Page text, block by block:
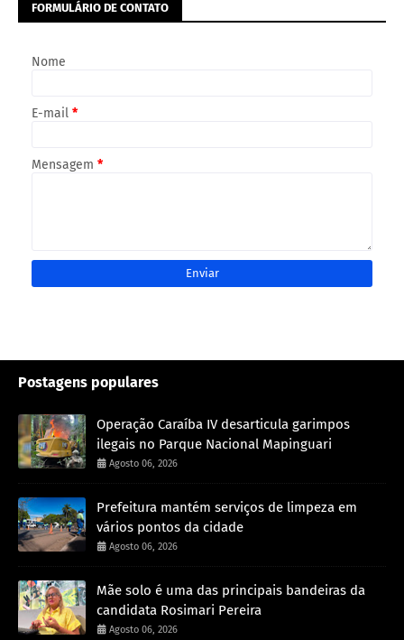
FORMULÁRIO DE CONTATO
Nome
E-mail *
Mensagem *
Postagens populares
Operação Caraíba IV desarticula garimpos
ilegais no Parque Nacional Mapinguari
Agosto 06, 2026
Prefeitura mantém serviços de limpeza em
vários pontos da cidade
Agosto 06, 2026
Mãe solo é uma das principais bandeiras da
candidata Rosimari Pereira
Agosto 06, 2026